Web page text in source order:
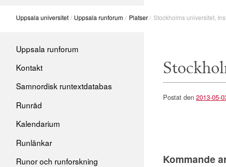
Uppsala universitet Uppsala runforum Platser Stockholms universitet,
Skip
content
Uppsala runforum
Kontakt
Samnordisk runtextdatabas
Runråd
Kalendarium
Runlänkar
Runor och runforskning
Postat den2013-05-
Kommande